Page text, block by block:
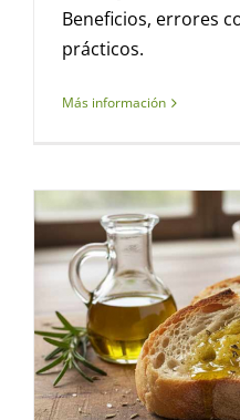
Beneficios, errores
prácticos.
Más información